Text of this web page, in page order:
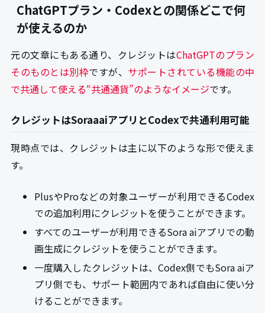
ChatGPTプラン・Codexとの関係どこで何
が使えるのか
元の文章にもある通り、クレジットはChatGPTのプラン
そのものとは別枠ですが、 サポートされている機能の中
で共通して使える“共通通貨”のようなイメージです。
クレジットはSoraaaiアプリとCodexで共通利用可能
現時点では、クレジットは主に以下のような形で使えま
す。
PlusやProなどの対象ユーザーが利用できるCodex
での追加利用にクレジットを使うことができます。
すべてのユーザーが利用できるSora aiアプリでの動
画生成にクレジットを使うことができます。
一度購入したクレジットは、Codex側でもSora aiア
プリ側でも、サポート範囲内であれば自由に使い分
けることができます。